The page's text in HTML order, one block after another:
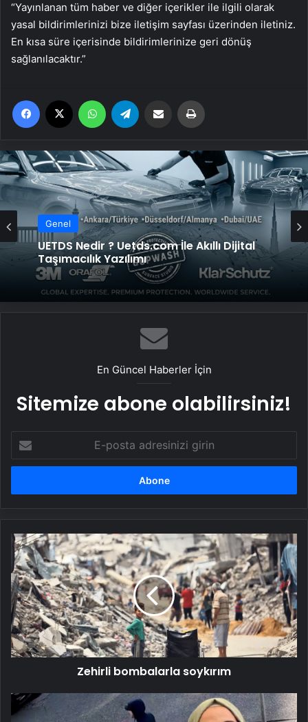
“Yayınlanan tüm haber ve diğer içerikler ile ilgili olarak
yasal bildirimlerinizi bize iletişim sayfası üzerinden iletiniz.
En kısa süre içerisinde bildirimlerinize geri dönüş
sağlanılacaktır.”
Facebook WhatsApp Email'den paylaş
Genel
Datahost İle Güvenilir Sunucu Hizmetleri
En Güncel Haberler İçin
Sitemize abone olabilirsiniz!
posta
adresinizi
Zehirli
bombalarla
soykırım
Zehirli bombalarla soykırım
Rümeysa
Öztürk